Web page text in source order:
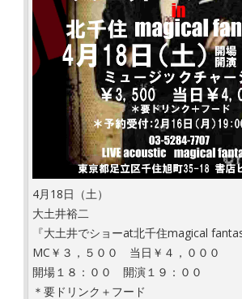
4月18日（土）
大土井裕二
『大土井でショーat北千住magical
MC￥３，５００ 当日￥４，０００
開場１８：００ 開演１９：００
＊要ドリンク＋フード